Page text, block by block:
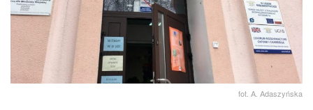
fot. A. Adaszyńska